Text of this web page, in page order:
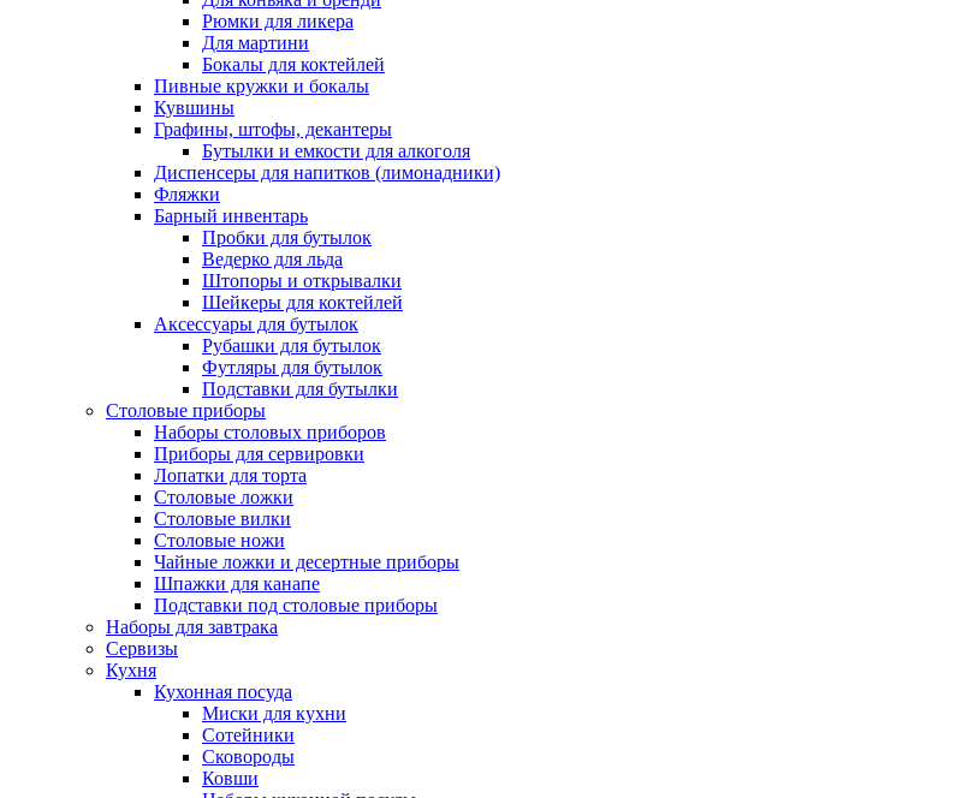
Рюмки для ликера
Для мартини
Бокалы для коктейлей
Пивные кружки и бокалы
Кувшины
Графины, штофы, декантеры
Бутылки и емкости для алкоголя
Диспенсеры для напитков (лимонадники)
Фляжки
Барный инвентарь
Пробки для бутылок
Ведерко для льда
Штопоры и открывалки
Шейкеры для коктейлей
Аксессуары для бутылок
Рубашки для бутылок
Футляры для бутылок
Подставки для бутылки
Столовые приборы
Наборы столовых приборов
Приборы для сервировки
Лопатки для торта
Столовые ложки
Столовые вилки
Столовые ножи
Чайные ложки и десертные приборы
Шпажки для канапе
Подставки под столовые приборы
Наборы для завтрака
Сервизы
Кухня
Кухонная посуда
Миски для кухни
Сотейники
Сковороды
Ковши